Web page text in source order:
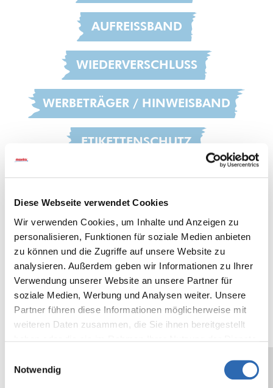
Diese Webseite verwendet Cookies
Wir verwenden Cookies, um Inhalte und Anzeigen zu
personalisieren, Funktionen für soziale Medien anbieten
zu können und die Zugriffe auf unsere Website zu
analysieren. Außerdem geben wir Informationen zu Ihrer
Verwendung unserer Website an unsere Partner für
soziale Medien, Werbung und Analysen weiter. Unsere
Partner führen diese Informationen möglicherweise mit
weiteren Daten zusammen, die Sie ihnen bereitgestellt
Notwendig
AUFREISSBAND
WIEDERVERSCHLUSS
WERBETRÄGER / HINWEISBAND
ETIKETTENSCHUTZ
BEFESTIGUNG /
OBERFLÄCHENSCHUTZ
BÜRO / ERGONOMISCH
SPLEISSBAND